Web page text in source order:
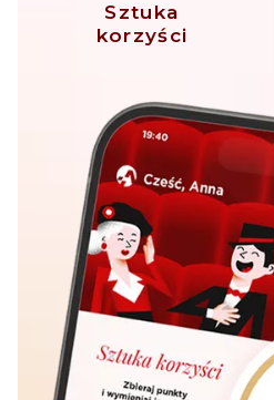
Sztuka
korzyści